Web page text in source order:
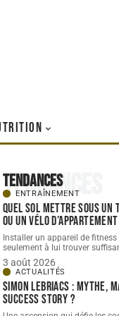
Tendances
Tendances
ENTRAÎNEMENT
Quel sol mettre sous un
ou un vélo
Installer un appareil de
seulement à lui trouver
3 août 2026
ACTUALITÉS
Simon Lebriacs : mythe,
success story ?